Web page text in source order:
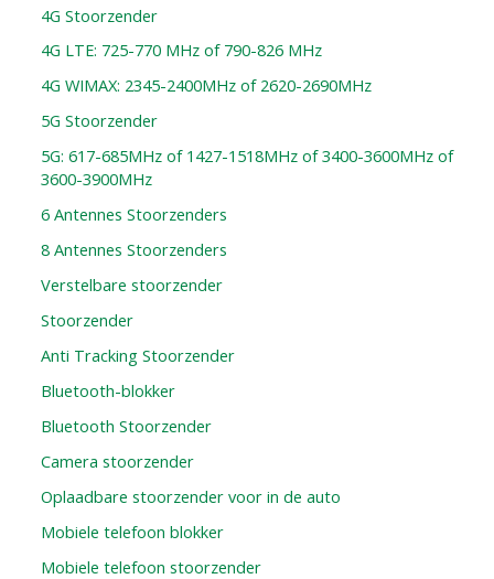
4G Stoorzender
4G LTE: 725-770 MHz of 790-826 MHz
4G WIMAX: 2345-2400MHz of 2620-2690MHz
5G Stoorzender
5G: 617-685MHz of 1427-1518MHz of 3400-3600MHz of
3600-3900MHz
6 Antennes Stoorzenders
8 Antennes Stoorzenders
Verstelbare stoorzender
Stoorzender
Anti Tracking Stoorzender
Bluetooth-blokker
Bluetooth Stoorzender
Camera stoorzender
Oplaadbare stoorzender voor in de auto
Mobiele telefoon blokker
Mobiele telefoon stoorzender